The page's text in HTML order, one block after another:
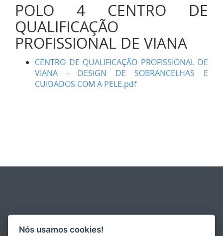
POLO 4 CENTRO DE
QUALIFICAÇÃO
PROFISSIONAL DE VIANA
CENTRO DE QUALIFICAÇÃO PROFISSIONAL DE
VIANA - DESIGN DE SOBRANCELHAS E
CUIDADOS COM A PELE.pdf
Nós usamos cookies!